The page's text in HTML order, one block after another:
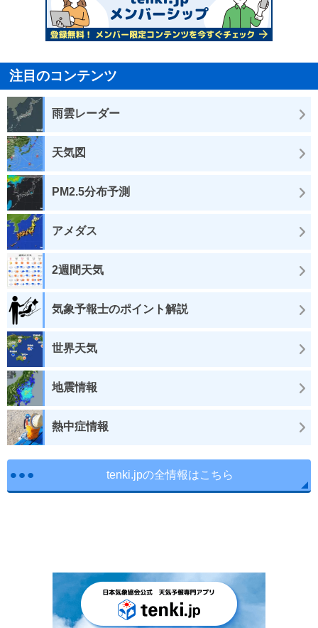
注目のコンテンツ
雨雲レーダー
天気図
PM2.5分布予測
アメダス
2週間天気
気象予報士のポイント解説
世界天気
地震情報
熱中症情報
tenki.jpの全情報はこちら